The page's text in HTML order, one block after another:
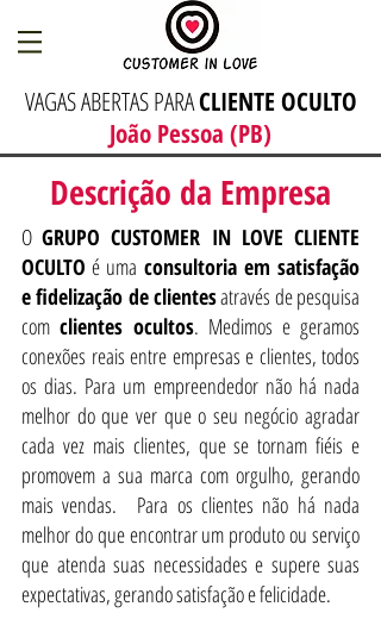
VAGAS ABERTAS PARACLIENTE OCULTO
João Pessoa (PB)
Descrição da Empresa
OGRUPO CUSTOMER IN LOVE CLIENTE
OCULTO é uma consultoria em satisfação
e fidelização de clientesatravés de pesquisa
com clientes ocultos. Medimos e geramos
conexões reais entre empresas e clientes, todos
os dias. Para um empreendedor não há nada
melhor do que ver que o seu negócio agradar
cada vez mais clientes, que se tornam fiéis e
promovem a sua marca com orgulho, gerando
mais vendas. Para os clientes não há nada
melhor do que encontrar um produto ou serviço
que atenda suas necessidades e supere suas
expectativas, gerando satisfação e felicidade.